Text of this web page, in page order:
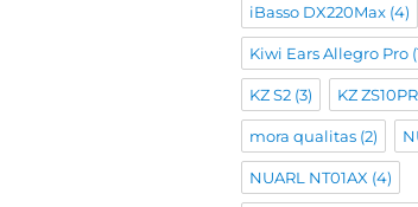
iBasso DX220Max(4)
Kiwi Ears Allegro Pro
KZ S2(3) KZ
mora qualitas(2)
NUARL NT01AX (4)